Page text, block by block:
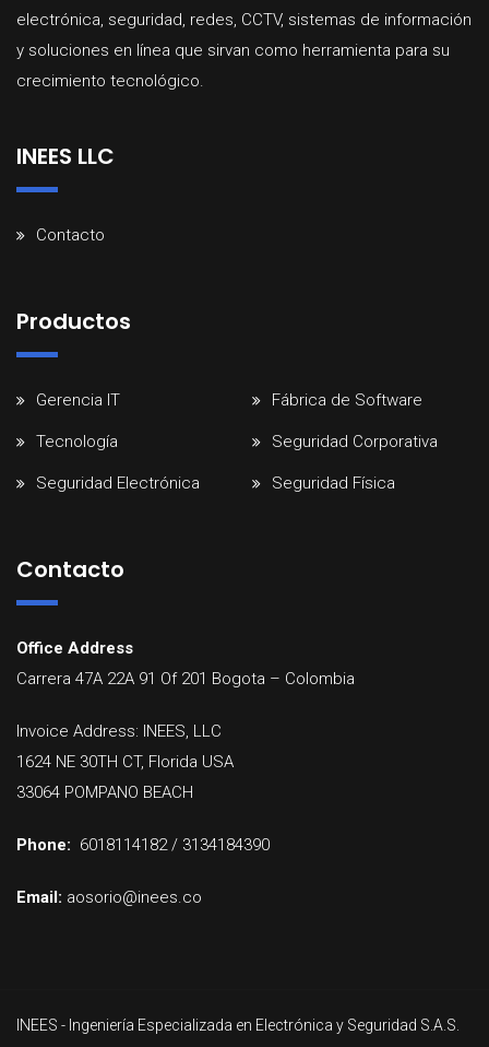
electrónica, seguridad, redes, CCTV, sistemas de información
y soluciones en línea que sirvan como herramienta para su
crecimiento tecnológico.
INEES LLC
Contacto
Productos
Gerencia IT Fábrica de Software
Tecnología Seguridad Corporativa
Seguridad Electrónica Seguridad Física
Contacto
Office Address
Carrera 47A 22A 91 Of 201 Bogota – Colombia
Invoice Address: INEES, LLC
1624 NE 30TH CT, Florida USA
33064 POMPANO BEACH
Phone: 6018114182 / 3134184390
Email: aosorio@inees.co
INEES - Ingeniería Especializada en Electrónica y Seguridad S.A.S.